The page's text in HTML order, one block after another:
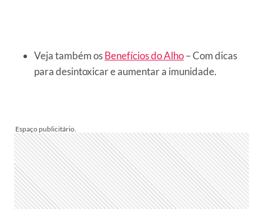
Veja também osBenefícios do Alho– Com dicas
para desintoxicar e aumentar a imunidade.